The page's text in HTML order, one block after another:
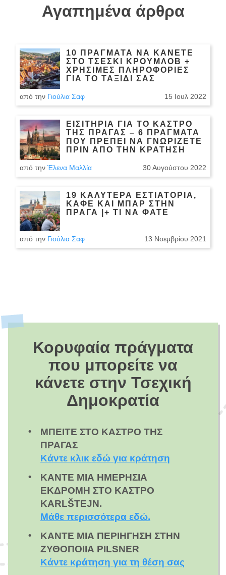
Αγαπημένα άρθρα
10 ΠΡΆΓΜΑΤΑ ΝΑ ΚΆΝΕΤΕ
ΣΤΟ ΤΣΈΣΚΙ ΚΡΟΎΜΛΟΒ +
ΧΡΉΣΙΜΕΣ ΠΛΗΡΟΦΟΡΊΕΣ
ΓΙΑ ΤΟ ΤΑΞΊΔΙ ΣΑΣ
από την Γιούλια Σαφ 15 Ιουλ 2022
ΕΙΣΙΤΉΡΙΑ ΓΙΑ ΤΟ ΚΆΣΤΡΟ
ΤΗΣ ΠΡΆΓΑΣ – 6 ΠΡΆΓΜΑΤΑ
ΠΟΥ ΠΡΈΠΕΙ ΝΑ ΓΝΩΡΊΖΕΤΕ
ΠΡΙΝ ΑΠΌ ΤΗΝ ΚΡΆΤΗΣΗ
από την Έλενα Μαλλία 30 Αυγούστου 2022
19 ΚΑΛΎΤΕΡΑ ΕΣΤΙΑΤΌΡΙΑ,
ΚΑΦΈ ΚΑΙ ΜΠΑΡ ΣΤΗΝ
ΠΡΆΓΑ |+ ΤΙ ΝΑ ΦΆΤΕ
από την Γιούλια Σαφ 13 Νοεμβρίου 2021
Κορυφαία πράγματα
που μπορείτε να
κάνετε στην Τσεχική
Δημοκρατία
ΜΠΕΊΤΕ ΣΤΟ ΚΆΣΤΡΟ ΤΗΣ
ΠΡΆΓΑΣ
Κάντε κλικ εδώ για κράτηση
ΚΆΝΤΕ ΜΙΑ ΗΜΕΡΉΣΙΑ
ΕΚΔΡΟΜΉ ΣΤΟ ΚΆΣΤΡΟ
KARLŠTEJN.
Μάθε περισσότερα εδώ.
ΚΆΝΤΕ ΜΙΑ ΠΕΡΙΉΓΗΣΗ ΣΤΗΝ
ΖΥΘΟΠΟΙΊΑ PILSNER
Κάντε κράτηση για τη θέση σας